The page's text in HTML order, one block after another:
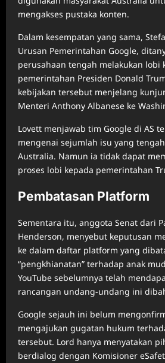
mengakses pustaka konten.
Dalam kesempatan yang sama,
Urusan Pemerintahan Google,
perusahaan tengah melakukan lobi
pemerintahan Presiden Donald
kebijakan tersebut menjelang
Menteri Anthony Albanese ke
Lovett menjawab tim Google di AS
mengenai sejumlah isu yang
Australia. Namun ia tidak dapat
proses lobi kepada pemerintahan
Pembatasan Platform
Sementara itu, anggota Senat dari
Henderson, menyebut keputusan
ke dalam daftar platform yang
“pengkhianatan” terhadap anak
YouTube sebelumnya telah
rancangan undang-undang ini
Google sejauh ini belum
mengajukan gugatan hukum
tersebut. Lord hanya menyatakan
berdialog dengan Komisioner